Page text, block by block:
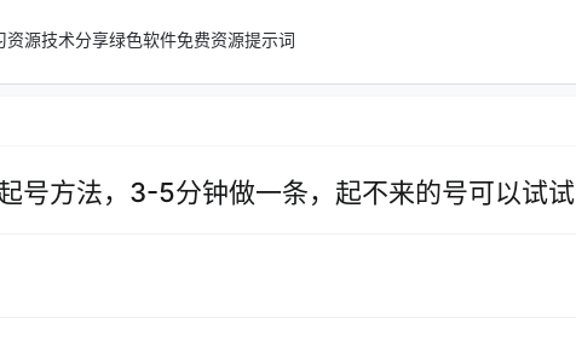
资源技术分享绿色软件免费资源提示词
号方法，3-5分钟做一条，起不来的号可以试试